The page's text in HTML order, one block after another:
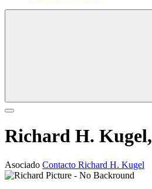
Richard H.
Asociado Contacto Richard H. Kugel